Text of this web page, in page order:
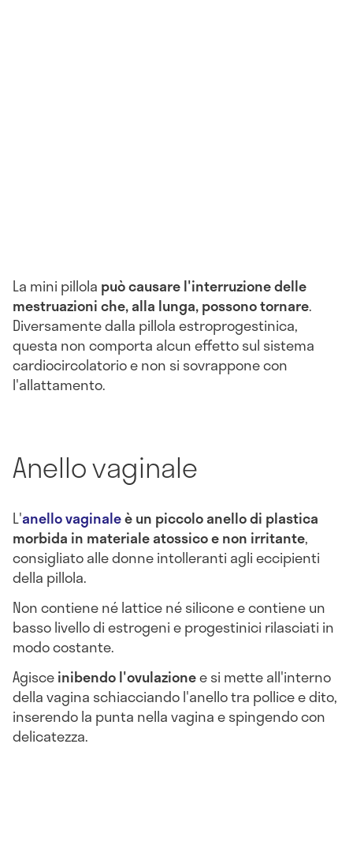
La mini pillola può causare l'interruzione delle
mestruazioni che, alla lunga, possono tornare.
Diversamente dalla pillola estroprogestinica,
questa non comporta alcun effetto sul sistema
cardiocircolatorio e non si sovrappone con
l'allattamento.
Anello vaginale
L'anello vaginaleè un piccolo anello di plastica
morbida in materiale atossico e non irritante,
consigliato alle donne intolleranti agli eccipienti
della pillola.
Non contiene né lattice né silicone e contiene un
basso livello di estrogeni e progestinici rilasciati in
modo costante.
Agisceinibendo l'ovulazionee si mette all'interno
della vagina schiacciando l'anello tra pollice e dito,
inserendo la punta nella vagina e spingendo con
delicatezza.